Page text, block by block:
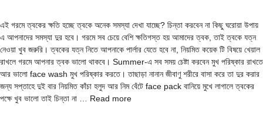
এই গরমে ত্বকের ক্ষতি হচ্ছে ত্বকে অনেক সমস্যা দেখা যাচ্ছে? চিন্তা করবেন না কিছু ঘরোয়া উপায়
এ আপনাদের সমস্যা দুর হবে। গরমে সব চেয়ে বেশি ক্ষতিগস্ত হয় আমাদের ত্বক, তাই ত্বকে যত্ন
নেওয়া খুব জরুরি। ত্বকের যত্ন নিতে আপনাকে পার্লার যেতে হবে না, নিয়মিত কয়েক টি বিষয়ে খেয়াল
রাখলে গরমে আপনার ত্বক ভালো থাকবে। Summer-এ সব সময় চেষ্টা করবেন মুখ পরিষ্কার রাখতে
আর ভালো face wash মুখ পরিষ্কার করতে। তাছাড়া নানান জীবাণু শরীরে বাসা করে তা দুর করার
জন্য সপ্তাহে দুই বার নিয়মিত কাঁচা হলুদ আর নিম বেঁটে face pack বানিয়ে মুখে লাগালে ত্বকের
পক্ষে খুব ভালো তাই চিন্তা না … Read more